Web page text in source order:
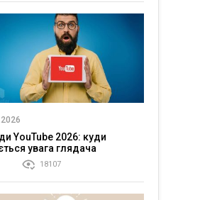
YouTube 2026: куди
увага глядача
18107